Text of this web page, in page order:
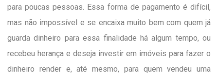
para poucas pessoas. Essa forma de pagamento é difícil,
mas não impossível e se encaixa muito bem com quem já
guarda dinheiro para essa finalidade há algum tempo, ou
recebeu herança e deseja investir em imóveis para fazer o
dinheiro render e, até mesmo, para quem vendeu uma